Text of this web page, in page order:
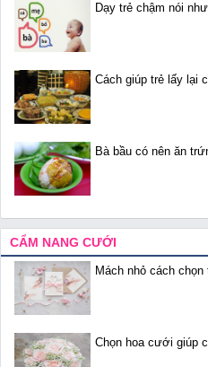
Dạy trẻ chậm nói
Cách giúp trẻ lấy lại
Bà bầu có nên ăn
CẨM NANG CƯỚI
Mách nhỏ cách
Chọn hoa cưới giúp